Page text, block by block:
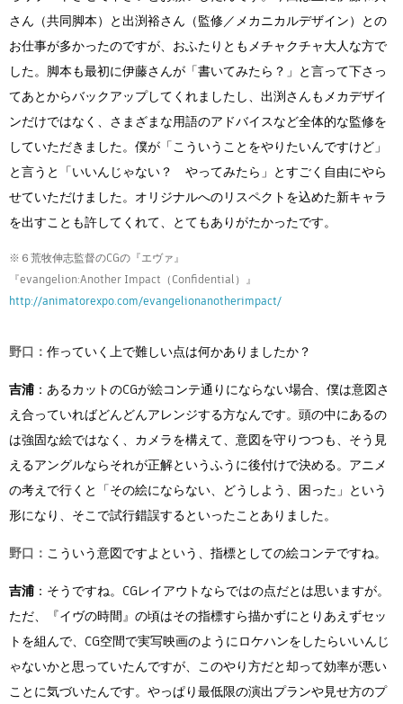
さん（共同脚本）と出渕裕さん（監修／メカニカルデザイン）との
お仕事が多かったのですが、おふたりともメチャクチャ大人な方で
した。脚本も最初に伊藤さんが「書いてみたら？」と言って下さっ
てあとからバックアップしてくれましたし、出渕さんもメカデザイ
ンだけではなく、さまざまな用語のアドバイスなど全体的な監修を
していただきました。僕が「こういうことをやりたいんですけど」
と言うと「いいんじゃない？ やってみたら」とすごく自由にやら
せていただけました。オリジナルへのリスペクトを込めた新キャラ
を出すことも許してくれて、とてもありがたかったです。
※６荒牧伸志監督のCGの『エヴァ』
『evangelion:Another Impact（Confidential）』
http://animatorexpo.com/evangelionanotherimpact/
野口： 作っていく上で難しい点は何かありましたか？
吉浦 ：あるカットのCGが絵コンテ通りにならない場合、僕は意図さ
え合っていればどんどんアレンジする方なんです。頭の中にあるの
は強固な絵ではなく、カメラを構えて、意図を守りつつも、そう見
えるアングルならそれが正解というふうに後付けで決める。アニメ
の考えで行くと「その絵にならない、どうしよう、困った」という
形になり、そこで試行錯誤するといったことありました。
野口： こういう意図ですよという、指標としての絵コンテですね。
吉浦 ：そうですね。CGレイアウトならではの点だとは思いますが。
ただ、『イヴの時間』の頃はその指標すら描かずにとりあえずセッ
トを組んで、CG空間で実写映画のようにロケハンをしたらいいんじ
ゃないかと思っていたんですが、このやり方だと却って効率が悪い
ことに気づいたんです。やっぱり最低限の演出プランや見せ方のプ